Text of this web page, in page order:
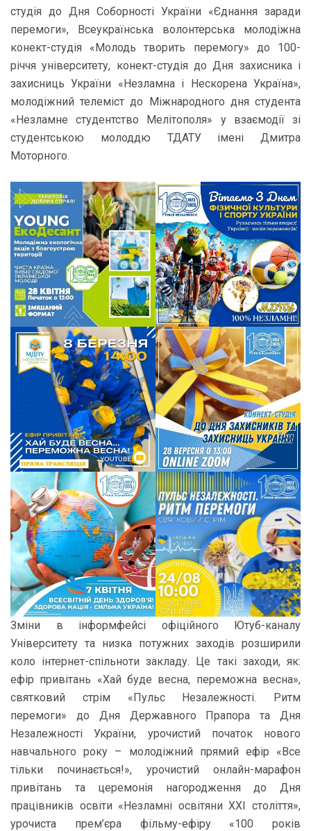
студія до Дня Соборності України «Єднання заради
перемоги», Всеукраїнська волонтерська молодіжна
конект-студія «Молодь творить перемогу» до 100-
річчя університету, конект-студія до Дня захисника і
захисниць України «Незламна і Нескорена Україна»,
молодіжний телеміст до Міжнародного дня студента
«Незламне студентство Мелітополя» у взаємодії зі
студентською молоддю ТДАТУ імені Дмитра
Моторного.
Зміни в інформфейсі офіційного Ютуб-каналу
Університету та низка потужних заходів розширили
коло інтернет-спільноти закладу. Це такі заходи, як:
ефір привітань «Хай буде весна, переможна весна»,
святковий стрім «Пульс Незалежності. Ритм
перемоги» до Дня Державного Прапора та Дня
Незалежності України, урочистий початок нового
навчального року – молодіжний прямий ефір «Все
тільки починається!», урочистий онлайн-марафон
привітань та церемонія нагородження до Дня
працівників освіти «Незламні освітяни ХХІ століття»,
урочиста прем’єра фільму-ефіру «100 років